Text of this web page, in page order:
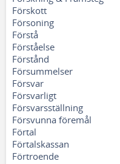
Förskott
Försoning
Förstå
Förståelse
Förstånd
Försummelser
Försvar
Försvarligt
Försvarsställning
Försvunna föremål
Förtal
Förtalskassan
Förtroende